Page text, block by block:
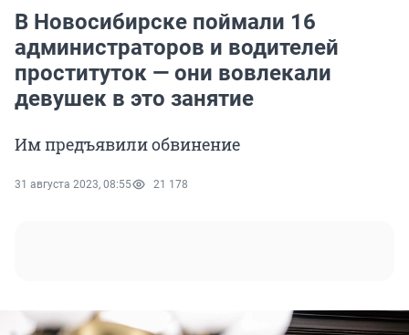
В Новосибирске поймали 16
администраторов и водителей
проституток — они вовлекали
девушек в это занятие
Им предъявили обвинение
31 августа 2023, 08:55 21 178